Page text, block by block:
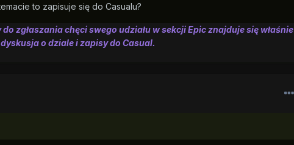
to zapisuje się do Casualu?
zgłaszania chęci swego udziału w sekcji Epic znajduje się właśnie
o dziale i zapisy do Casual.